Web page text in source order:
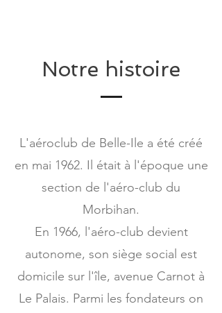
Notre histoire
L'aéroclub de Belle-Ile a été créé
en mai 1962. Il était à l'époque une
section de l'aéro-club du
Morbihan.
En 1966, l'aéro-club devient
autonome, son siège social est
domicile sur l'île, avenue Carnot à
Le Palais. Parmi les fondateurs on